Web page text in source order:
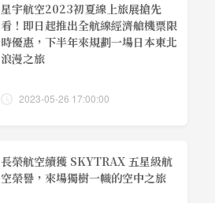
星宇航空2023初夏線上旅展搶先
看！即日起推出全航線經濟艙機票限
時優惠，下半年來規劃一場日本東北
浪漫之旅
2023-05-26 17:00:00
長榮航空續獲 SKYTRAX 五星級航
空榮譽，來場獨樹一幟的空中之旅